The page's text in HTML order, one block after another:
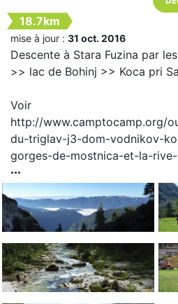
18.7km
mise à jour : 31 oct. 2016
Descente à Stara Fuzina par
>> lac de Bohinj >> Koca pri
Voir
http://www.camptocamp.org/
du-triglav-j3-dom-vodnikov-
gorges-de-mostnica-et-la-